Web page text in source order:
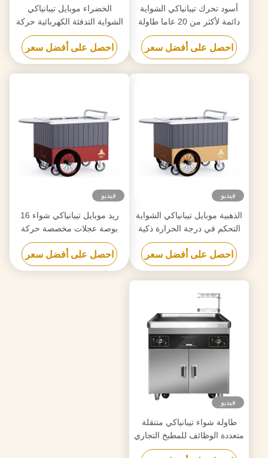
أسود تحرك تيبانياكي الشواية
دائمة لأكثر من 20 عاما طاولة
الصف الغذائي هيباتشي الشواية
الطاولة
احصل على أفضل سعر
الخضراء موبايل تيبانياكي
الشواية التدفئة الكهربائية حركة
حرة طاولة الصف الغذائي
هيباتشي الشواية
احصل على أفضل سعر
فيديو
الذهبية موبايل تيبانياكي الشواية
التحكم في درجة الحرارة ذكية
ودقيقة حركة حرة طعام الصف
اللوحة هيباتشي طاولة الشواية
احصل على أفضل سعر
فيديو
ريد موبايل تيبانياكي شواء 16
بوصة عجلات مخصصة حركة
حرة المواد الغذائية الصف
هيباتشي طاولة الشواء
احصل على أفضل سعر
فيديو
طاولة شواء تيبانياكي متنقلة
متعددة الوظائف للمطبخ التجاري
مع فرن مزدوج